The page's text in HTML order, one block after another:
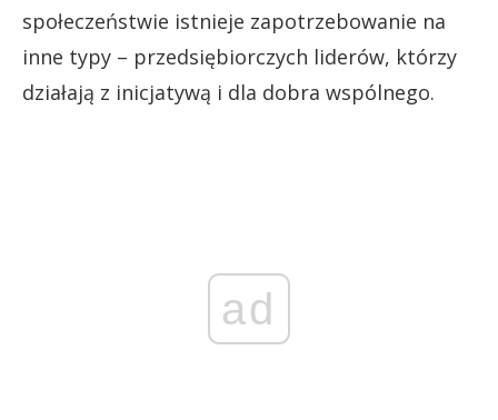
społeczeństwie istnieje zapotrzebowanie na
inne typy – przedsiębiorczych liderów, którzy
działają z inicjatywą i dla dobra wspólnego.
ad